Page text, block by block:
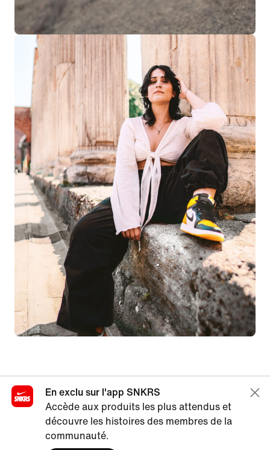
En exclu sur l'app SNKRS
Accède aux produits les plus attendus et
découvre les histoires des membres de la
communauté.